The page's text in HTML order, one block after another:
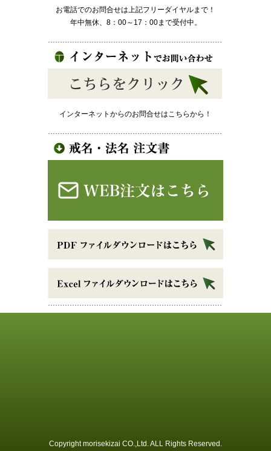
お電話でのお問合せは上記フリーダイヤルまで！
年中無休、8：00～17：00まで受付中。
インターネットからのお問合せはこちらから！
Copyright morisekizai CO.,Ltd. ALL Rights Reserved.